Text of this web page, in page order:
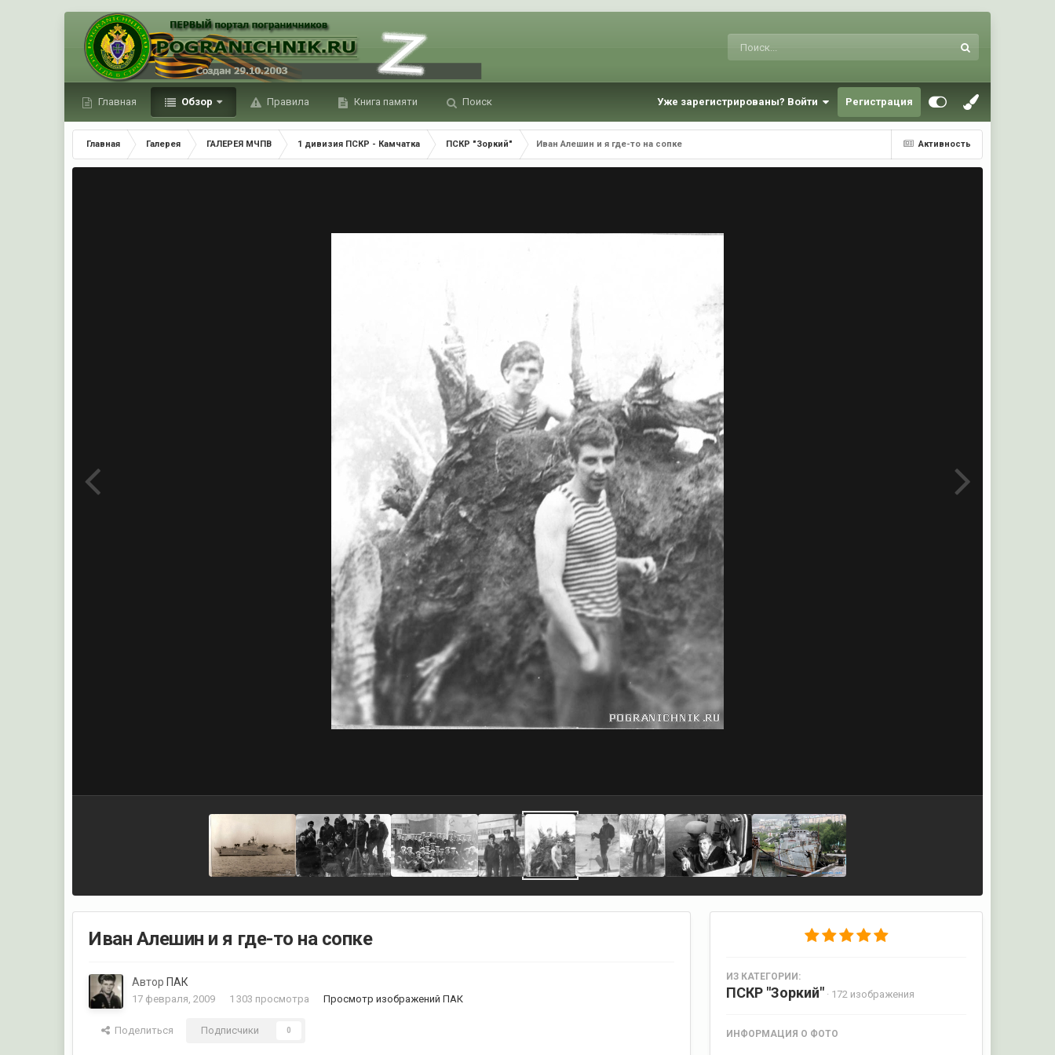
Главная Обзор Правила Книга памяти Поиск Уже зарегистрированы? Войти Регистрация
Активность
Главная Галерея ГАЛЕРЕЯ МЧПВ 1 дивизия ПСКР - Камчатка ПСКР "Зоркий" Иван Алешин и я где-то на сопке
Иван Алешин и я где-то на сопке
Автор ПАК
17 февраля, 2009 1 303 просмотра Просмотр изображений ПАК
Поделиться Подписчики 0
ИЗ КАТЕГОРИИ:
ПСКР "Зоркий" · 172 изображения
ИНФОРМАЦИЯ О ФОТО